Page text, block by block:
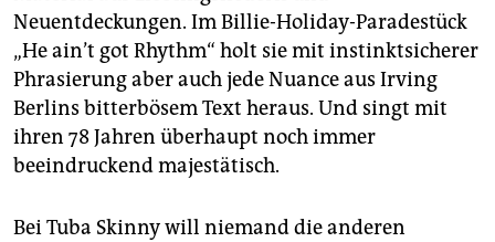
Neuentdeckungen. Im Billie-Holiday-Paradestück
„He ain’t got Rhythm“ holt sie mit instinktsicherer
Phrasierung aber auch jede Nuance aus Irving
Berlins bitterbösem Text heraus. Und singt mit
ihren 78 Jahren überhaupt noch immer
beeindruckend majestätisch.
Bei Tuba Skinny will niemand die anderen